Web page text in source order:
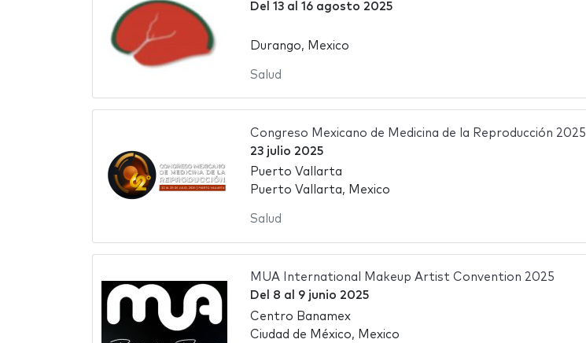
Del 13al 16 agosto 2025
Durango, Mexico
Salud
Congreso Mexicano de Medicina de la Reproducción 2025
23 julio 2025
Puerto Vallarta
Puerto Vallarta, Mexico
Salud
MUA International Makeup Artist Convention 2025
Del 8 al 9 junio 2025
Centro Banamex
Ciudad de México, Mexico